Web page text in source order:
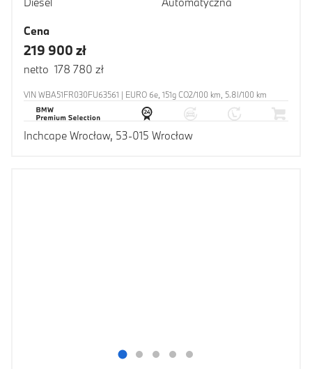
Cena
219 900 zł
netto 178 780 zł
VIN WBA51FR030FU63561 | EURO 6e, 151g CO2/100 km, 5.8l/100 km
Inchcape Wrocław, 53-015 Wrocław